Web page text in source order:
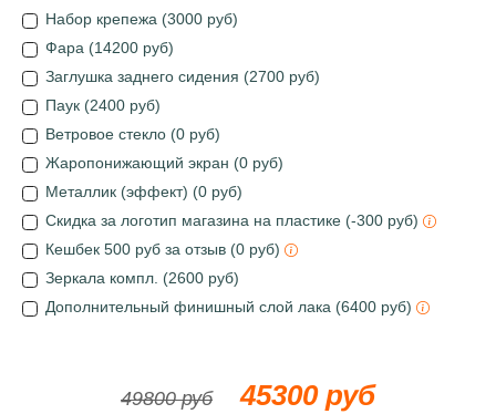
Набор крепежа (3000 руб)
Фара (14200 руб)
Заглушка заднего сидения (2700 руб)
Паук (2400 руб)
Ветровое стекло (0 руб)
Жаропонижающий экран (0 руб)
Металлик (эффект) (0 руб)
Скидка за логотип магазина на пластике (-300 руб)
Кешбек 500 руб за отзыв (0 руб)
Зеркала компл. (2600 руб)
Дополнительный финишный слой лака (6400 руб)
49800 руб 45300 руб